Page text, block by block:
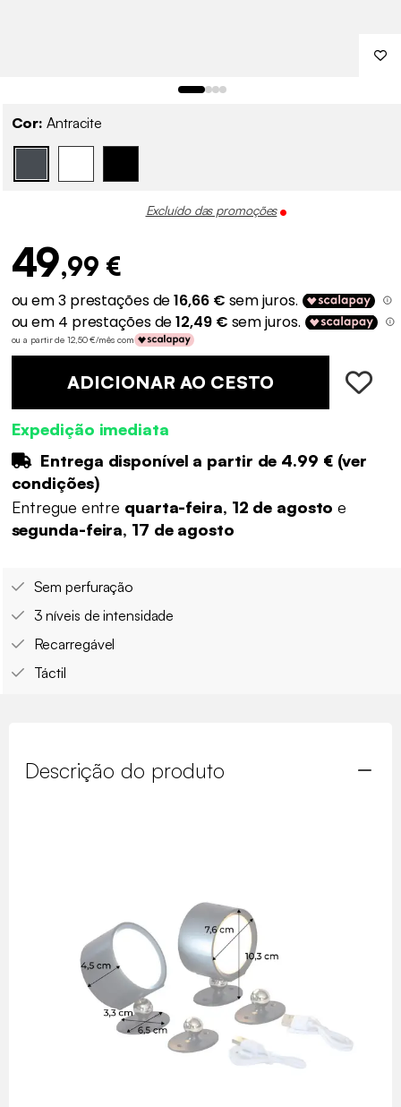
Cor: Antracite
Excluído das promoções
49,99 €
ou a partir de 12,50 €/mês com
ADICIONAR AO CESTO
Expedição imediata
Entrega disponível a partir de 4.99 €(ver
condições)
Entregue entre quarta-feira, 12 de agostoe
segunda-feira, 17 de agosto
Sem perfuração
3 níveis de intensidade
Recarregável
Táctil
Descrição do produto